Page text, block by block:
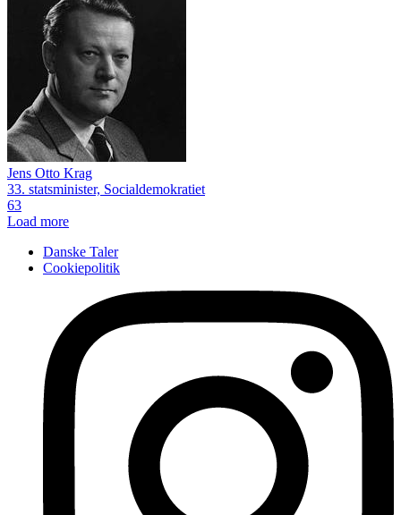
Jens Otto Krag
33. statsminister, Socialdemokratiet
63
Load more
Danske Taler
Cookiepolitik